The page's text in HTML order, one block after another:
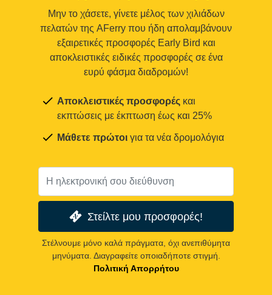
Μην το χάσετε, γίνετε μέλος των χιλιάδων
πελατών της AFerry που ήδη απολαμβάνουν
εξαιρετικές προσφορές Early Bird και
αποκλειστικές ειδικές προσφορές σε ένα
ευρύ φάσμα διαδρομών!
Αποκλειστικές προσφορές και
εκπτώσεις με έκπτωση έως και 25%
Μάθετε πρώτοι για τα νέα δρομολόγια
Στείλτε μου προσφορές!
Στέλνουμε μόνο καλά πράγματα, όχι ανεπιθύμητα
μηνύματα. Διαγραφείτε οποιαδήποτε στιγμή.
Πολιτική Απορρήτου